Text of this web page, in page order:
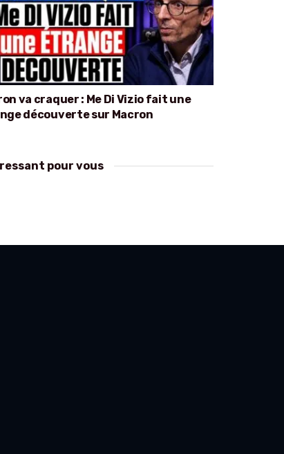
va craquer : Me Di Vizio fait une
découverte sur Macron
pour vous